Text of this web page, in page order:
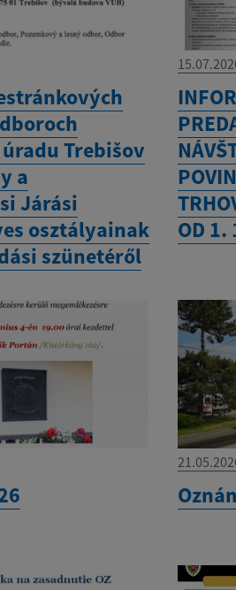
Trebišov
a
Járási
osztályainak
szünetéről
OD 1.